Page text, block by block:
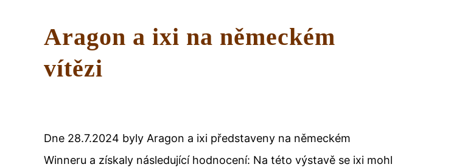
Aragon a ixi na německém
vítězi
Dne 28.7.2024 byly Aragon a ixi představeny na německém
Winneru a získaly následující hodnocení: Na této výstavě se ixi mohl